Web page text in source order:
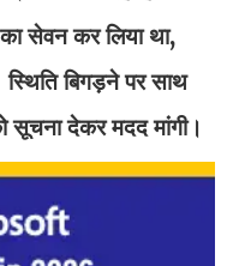
सेवन कर लिया था,
बिगड़ने पर साथ
देकर मदद मांगी।